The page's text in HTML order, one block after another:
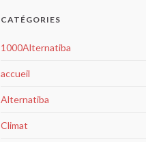
CATÉGORIES
1000Alternatiba
accueil
Alternatiba
Climat